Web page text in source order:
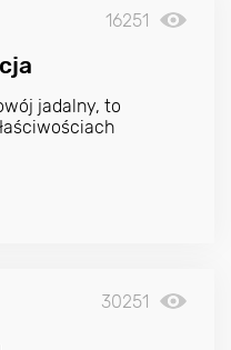
16251
jadalny, to
30251